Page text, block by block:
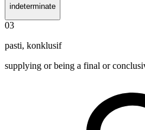
indeterminate
03
pasti, konklusif
supplying or being a final or